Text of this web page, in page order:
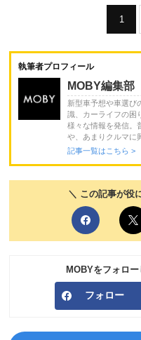
1
執筆者プロフィール
MOBY編集部
新型車予想や車選び
識、カーライフの困
様々な情報を発信。
や、あまりクルマに
記事一覧はこちら >
＼ この記事が役
MOBYをフォロー
フォロー